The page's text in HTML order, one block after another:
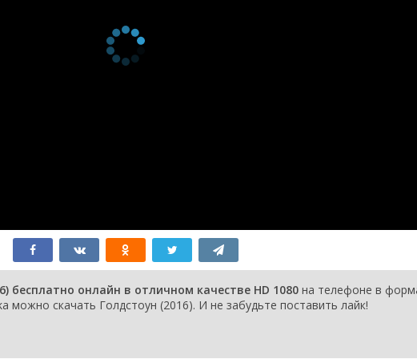
бесплатно онлайн в отличном качестве HD 1080 на телефоне в
можно скачать Голдстоун (2016). И не забудьте поставить лайк!